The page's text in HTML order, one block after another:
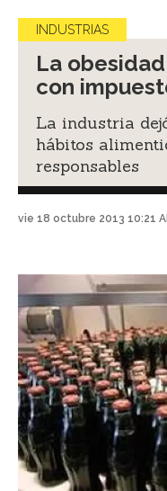
INDUSTRIAS
La
con
La industria
hábitos
responsables
vie 18 octubre 2013 10:21